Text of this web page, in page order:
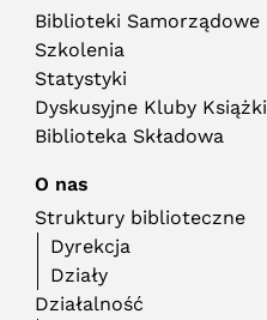
Biblioteki Samorządowe
Szkolenia
Statystyki
Dyskusyjne Kluby Książki
Biblioteka Składowa
O nas
Struktury biblioteczne
Dyrekcja
Działy
Działalność